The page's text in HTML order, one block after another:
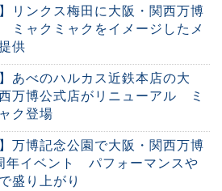
】リンクス梅田に大阪・関西万博
ミャクミャクをイメージしたメ
供
】あべのハルカス近鉄本店の大
万博公式店がリニューアル ミ
ク登場
】万博記念公園で大阪・関西万博
年イベント パフォーマンスや
盛り上がり